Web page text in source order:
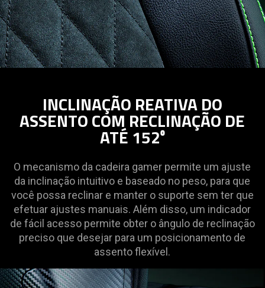
INCLINAÇÃO REATIVA DO
ASSENTO COM RECLINAÇÃO DE
ATÉ 152⁰
O mecanismo da cadeira gamer permite um ajuste
da inclinação intuitivo e baseado no peso, para que
você possa reclinar e manter o suporte sem ter que
efetuar ajustes manuais. Além disso, um indicador
de fácil acesso permite obter o ângulo de reclinação
preciso que desejar para um posicionamento de
assento flexível.